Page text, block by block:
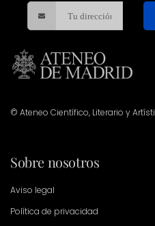
© Ateneo Científico, Literario y
Sobre nosotros
Aviso legal
Política de privacidad